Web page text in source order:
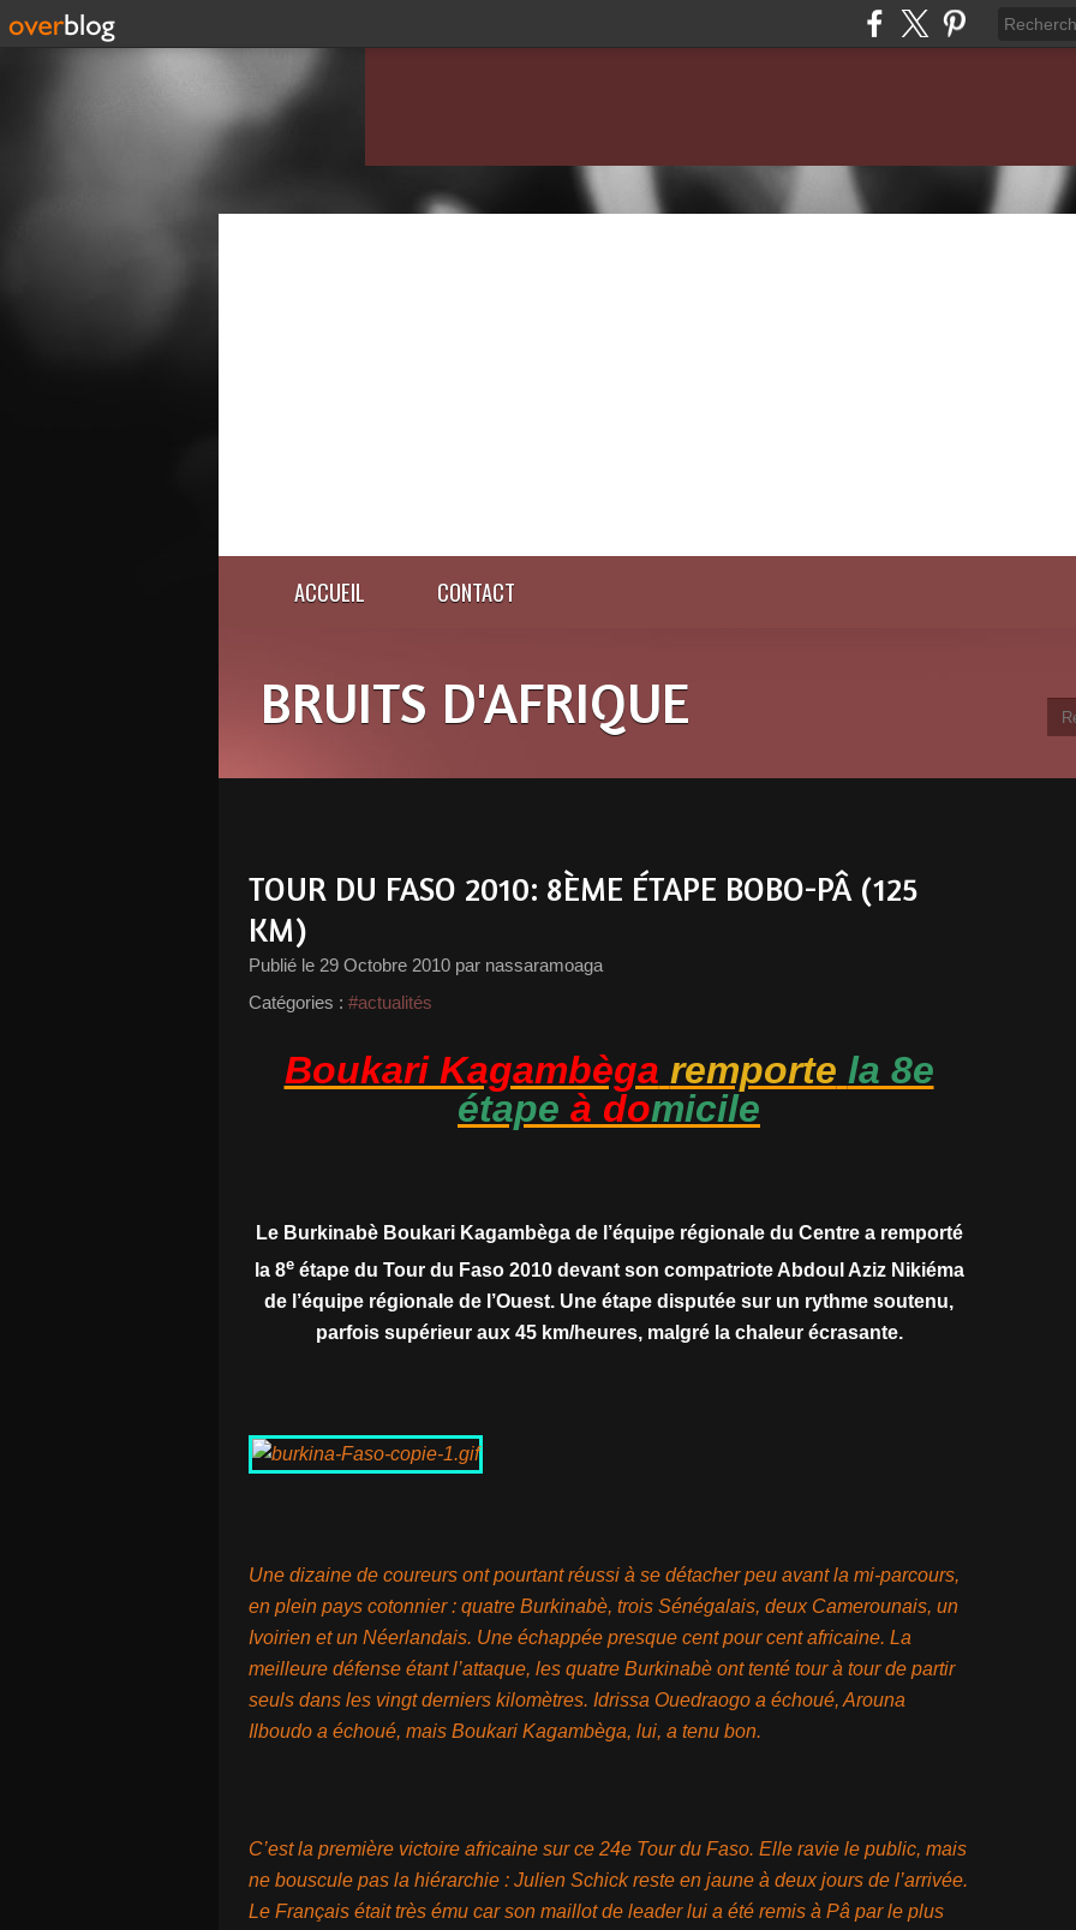
ACCUEIL CONTACT
BRUITS D'AFRIQUE
TOUR DU FASO 2010: 8ÈME ÉTAPE BOBO-PÂ (125
KM)
Publié le 29 Octobre 2010 par nassaramoaga
Catégories : #actualités
Boukari Kagambèga remporte la 8e
étape à domicile
Le Burkinabè Boukari Kagambèga de l’équipe régionale du Centre a remporté
la 8eétape du Tour du Faso 2010 devant son compatriote Abdoul Aziz Nikiéma
de l’équipe régionale de l’Ouest. Une étape disputée sur un rythme soutenu,
parfois supérieur aux 45 km/heures, malgré la chaleur écrasante.
Une dizaine de coureurs ont pourtant réussi à se détacher peu avant la mi-parcours,
en plein pays cotonnier : quatre Burkinabè, trois Sénégalais, deux Camerounais, un
Ivoirien et un Néerlandais. Une échappée presque cent pour cent africaine. La
meilleure défense étant l’attaque, les quatre Burkinabè ont tenté tour à tour de partir
seuls dans les vingt derniers kilomètres. Idrissa Ouedraogo a échoué, Arouna
Ilboudo a échoué, mais Boukari Kagambèga, lui, a tenu bon.
C’est la première victoire africaine sur ce 24e Tour du Faso. Elle ravie le public, mais
ne bouscule pas la hiérarchie : Julien Schick reste en jaune à deux jours de l’arrivée.
Le Français était très ému car son maillot de leader lui a été remis à Pâ par le plus